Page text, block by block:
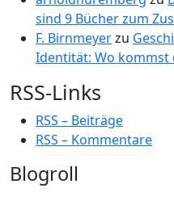
sind 9 Bücher zum
F. Birnmeyerzu
Identität: Wo kommst
RSS-Links
RSS – Beiträge
RSS – Kommentare
Blogroll